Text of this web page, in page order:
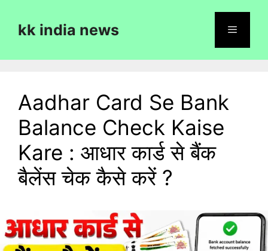
contentkk india news
Aadhar Card Se Bank
Balance Check Kaise
Kare : आधार कार्ड से बैंक
बैलेंस चेक कैसे करें ?